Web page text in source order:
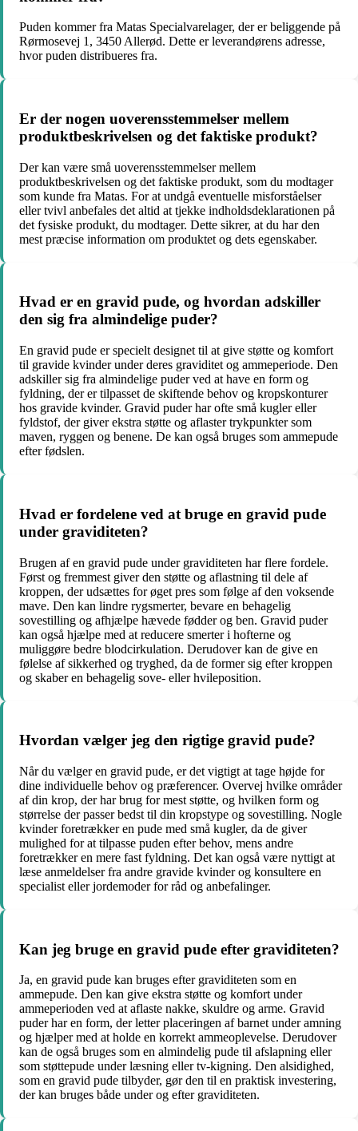
Puden kommer fra Matas Specialvarelager, der er beliggende på
Rørmosevej 1, 3450 Allerød. Dette er leverandørens adresse,
hvor puden distribueres fra.
Er der nogen uoverensstemmelser mellem
produktbeskrivelsen og det faktiske produkt?
Der kan være små uoverensstemmelser mellem
produktbeskrivelsen og det faktiske produkt, som du modtager
som kunde fra Matas. For at undgå eventuelle misforståelser
eller tvivl anbefales det altid at tjekke indholdsdeklarationen på
det fysiske produkt, du modtager. Dette sikrer, at du har den
mest præcise information om produktet og dets egenskaber.
Hvad er en gravid pude, og hvordan adskiller
den sig fra almindelige puder?
En gravid pude er specielt designet til at give støtte og komfort
til gravide kvinder under deres graviditet og ammeperiode. Den
adskiller sig fra almindelige puder ved at have en form og
fyldning, der er tilpasset de skiftende behov og kropskonturer
hos gravide kvinder. Gravid puder har ofte små kugler eller
fyldstof, der giver ekstra støtte og aflaster trykpunkter som
maven, ryggen og benene. De kan også bruges som ammepude
efter fødslen.
Hvad er fordelene ved at bruge en gravid pude
under graviditeten?
Brugen af en gravid pude under graviditeten har flere fordele.
Først og fremmest giver den støtte og aflastning til dele af
kroppen, der udsættes for øget pres som følge af den voksende
mave. Den kan lindre rygsmerter, bevare en behagelig
sovestilling og afhjælpe hævede fødder og ben. Gravid puder
kan også hjælpe med at reducere smerter i hofterne og
muliggøre bedre blodcirkulation. Derudover kan de give en
følelse af sikkerhed og tryghed, da de former sig efter kroppen
og skaber en behagelig sove- eller hvileposition.
Hvordan vælger jeg den rigtige gravid pude?
Når du vælger en gravid pude, er det vigtigt at tage højde for
dine individuelle behov og præferencer. Overvej hvilke områder
af din krop, der har brug for mest støtte, og hvilken form og
størrelse der passer bedst til din kropstype og sovestilling. Nogle
kvinder foretrækker en pude med små kugler, da de giver
mulighed for at tilpasse puden efter behov, mens andre
foretrækker en mere fast fyldning. Det kan også være nyttigt at
læse anmeldelser fra andre gravide kvinder og konsultere en
specialist eller jordemoder for råd og anbefalinger.
Kan jeg bruge en gravid pude efter graviditeten?
Ja, en gravid pude kan bruges efter graviditeten som en
ammepude. Den kan give ekstra støtte og komfort under
ammeperioden ved at aflaste nakke, skuldre og arme. Gravid
puder har en form, der letter placeringen af barnet under amning
og hjælper med at holde en korrekt ammeoplevelse. Derudover
kan de også bruges som en almindelig pude til afslapning eller
som støttepude under læsning eller tv-kigning. Den alsidighed,
som en gravid pude tilbyder, gør den til en praktisk investering,
der kan bruges både under og efter graviditeten.